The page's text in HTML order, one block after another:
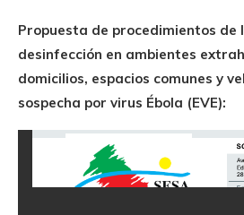
Propuesta de procedimientos de
desinfección en ambientes
domicilios, espacios comunes y
sospecha por virus Ébola (EVE):